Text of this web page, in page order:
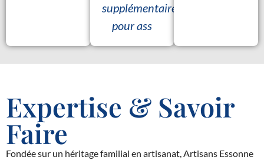
supplémentaires
pour ass
Expertise & Savoir
Faire
Fondée sur un héritage familial en artisanat, Artisans Essonne